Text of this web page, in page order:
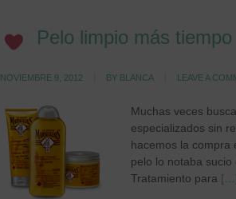
Pelo limpio más
NOVIEMBRE 9, 2012 BY BLANCA LEAVE A
Muchas veces
especializados sin
hacemos la compra
pelo lo notaba
Tratamiento para